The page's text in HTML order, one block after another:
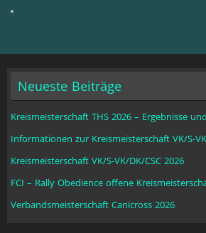
Neueste Beiträge
Kreismeisterschaft THS 2026 – Ergebnisse
Informationen zur Kreismeisterschaft VK/S-
Kreismeisterschaft VK/S-VK/DK/CSC 2026
FCI – Rally Obedience offene
Verbandsmeisterschaft Canicross 2026